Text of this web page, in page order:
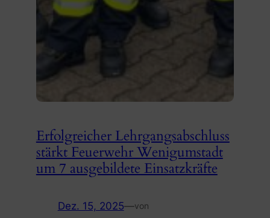
Erfolgreicher Lehrgangsabschluss
stärkt Feuerwehr Wenigumstadt
um 7 ausgebildete Einsatzkräfte
Dez. 15, 2025—von